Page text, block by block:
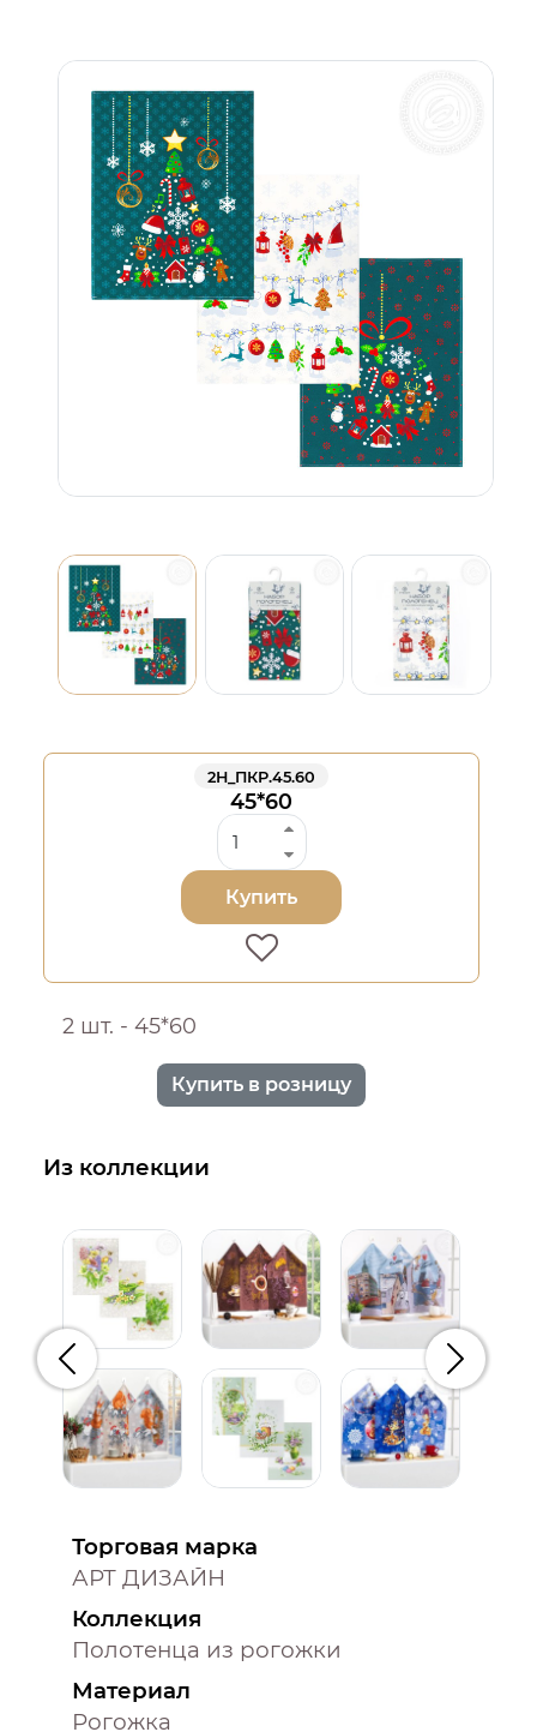
2Н_ПКР.45.60
45*60
Купить
2 шт. - 45*60
Купить в розницу
Из коллекции
Предыдущий
Торговая марка
АРТ ДИЗАЙН
Коллекция
Полотенца из рогожки
Материал
Рогожка